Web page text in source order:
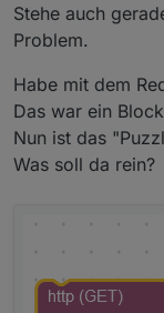
Stehe auch
Problem.
Habe mit dem
Das war ein
Nun ist das
Was soll da rein?